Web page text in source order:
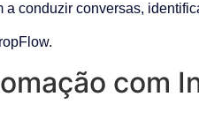
conduzir conversas,
com